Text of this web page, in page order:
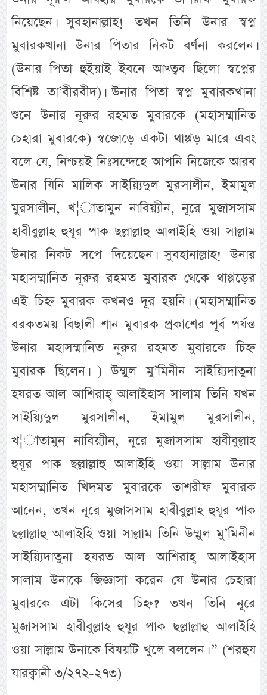
নিয়েছেন। সুবহানাল্লাহ! তখন তিনি উনার স্বপ্ন
মুবারকখানা উনার পিতার নিকট বর্ণনা করলেন।
(উনার পিতা হুইয়াই ইবনে আখ্ত্বব ছিলো স্বপ্নের
বিশিষ্ট তা’বীরবীদ)। উনার পিতা স্বপ্ন মুবারকখানা
শুনে উনার নূরুর রহমত মুবারকে (মহাসম্মানিত
চেহারা মুবারকে) স্বজোড়ে একটা থাপ্পড় মারে এবং
বলে যে, নিশ্চয়ই নিঃসন্দেহে আপনি নিজেকে আরব
উনার যিনি মালিক সাইয়্যিদুল মুরসালীন, ইমামুল
মুরসালীন, খ¦াতামুন নাবিয়্যীন, নূরে মুজাসসাম
হাবীবুল্লাহ হুযূর পাক ছল্লাল্লাহু আলাইহি ওয়া সাল্লাম
উনার নিকট সপে দিয়েছেন। সুবহানাল্লাহ! উনার
মহাসম্মানিত নূরুর রহমত মুবারক থেকে থাপ্পড়ের
এই চিহ্ন মুবারক কখনও দূর হয়নি। (মহাসম্মানিত
বরকতময় বিছালী শান মুবারক প্রকাশের পূর্ব পর্যন্ত
উনার মহাসম্মানিত নূরুর রহমত মুবারকে চিহ্ন
মুবারক ছিলেন। ) উম্মুল মু’মিনীন সাইয়্যিদাতুনা
হযরত আল আশিরাহ্ আলাইহাস সালাম তিনি যখন
সাইয়্যিদুল মুরসালীন, ইমামুল মুরসালীন,
খ¦াতামুন নাবিয়্যীন, নূরে মুজাসসাম হাবীবুল্লাহ
হুযূর পাক ছল্লাল্লাহু আলাইহি ওয়া সাল্লাম উনার
মহাসম্মানিত খিদমত মুবারকে তাশরীফ মুবারক
আনেন, তখন নূরে মুজাসসাম হাবীবুল্লাহ হুযূর পাক
ছল্লাল্লাহু আলাইহি ওয়া সাল্লাম তিনি উম্মুল মু’মিনীন
সাইয়্যিদাতুনা হযরত আল আশিরাহ্ আলাইহাস
সালাম উনাকে জিজ্ঞাসা করেন যে উনার চেহারা
মুবারকে এটা কিসের চিহ্ন? তখন তিনি নূরে
মুজাসসাম হাবীবুল্লাহ হুযূর পাক ছল্লাল্লাহু আলাইহি
ওয়া সাল্লাম উনাকে বিষয়টি খুলে বললেন। ” (শরহুয
যারক্বানী ৩/২৭২-২৭৩)